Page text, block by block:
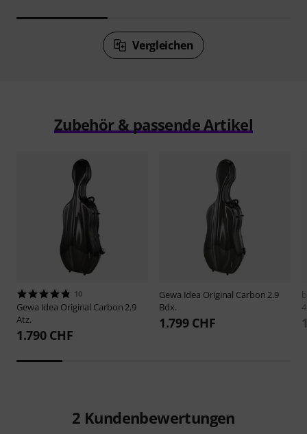
Vergleichen
Zubehör & passende Artikel
10
Gewa Idea Original Carbon 2.9
Atz.
1.790 CHF
Gewa Idea Original Carbon 2.9
Bdx.
1.799 CHF
2 Kundenbewertungen